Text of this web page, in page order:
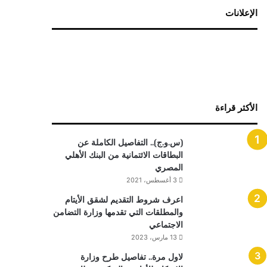
الإعلانات
الأكثر قراءة
(س.و.ج).. التفاصيل الكاملة عن
البطاقات الائتمانية من البنك الأهلي
المصري
3 أغسطس، 2021
اعرف شروط التقديم لشقق الأيتام
والمطلقات التي تقدمها وزارة التضامن
الاجتماعي
13 مارس، 2023
لاول مرة.. تفاصيل طرح وزارة